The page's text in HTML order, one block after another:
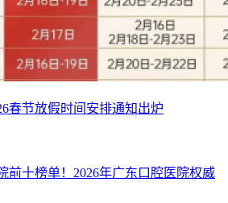
春节放假时间安排通知出炉
前十榜单！2026年广东口腔医院权威